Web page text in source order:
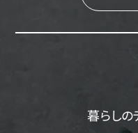
暮らしの